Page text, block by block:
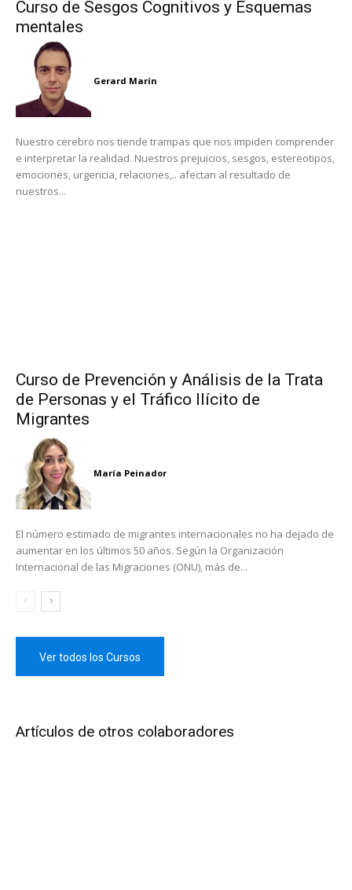
Curso de Sesgos Cognitivos y Esquemas
mentales
Gerard Marín
Nuestro cerebro nos tiende trampas que nos impiden comprender
e interpretar la realidad. Nuestros prejuicios, sesgos, estereotipos,
emociones, urgencia, relaciones,.. afectan al resultado de
nuestros...
Curso de Prevención y Análisis de la Trata
de Personas y el Tráfico Ilícito de
Migrantes
María Peinador
El número estimado de migrantes internacionales no ha dejado de
aumentar en los últimos 50 años. Según la Organización
Internacional de las Migraciones (ONU), más de...
Ver todos los Cursos
Artículos de otros colaboradores